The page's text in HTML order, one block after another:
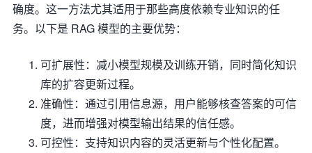
确度。这一方法尤其适用于那些高度依赖专业知识的任
务。以下是 RAG 模型的主要优势：
可扩展性：减小模型规模及训练开销，同时简化知识
库的扩容更新过程。
准确性：通过引用信息源，用户能够核查答案的可信
度，进而增强对模型输出结果的信任感。
可控性：支持知识内容的灵活更新与个性化配置。